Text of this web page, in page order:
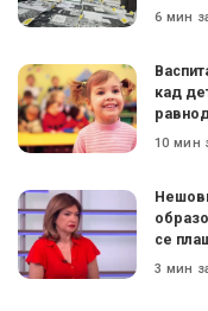
6 мин
кад
10 мин
се
3 мин